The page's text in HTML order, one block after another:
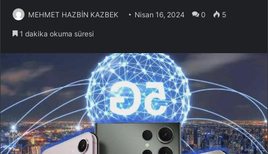
MEHMET HAZBİN KAZBEK Nisan 16, 2024 0 5
1 dakika okuma süresi